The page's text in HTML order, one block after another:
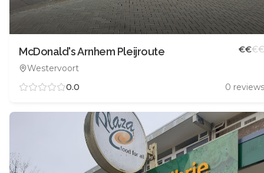
McDonald's Arnhem Pleijroute
Westervoort
€€€€
0.0 0 reviews